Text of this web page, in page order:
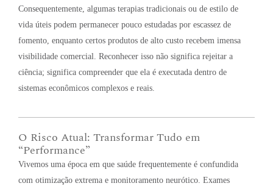
Consequentemente, algumas terapias tradicionais ou de estilo de
vida úteis podem permanecer pouco estudadas por escassez de
fomento, enquanto certos produtos de alto custo recebem imensa
visibilidade comercial. Reconhecer isso não significa rejeitar a
ciência; significa compreender que ela é executada dentro de
sistemas econômicos complexos e reais.
O Risco Atual: Transformar Tudo em
“Performance”
Vivemos uma época em que saúde frequentemente é confundida
com otimização extrema e monitoramento neurótico. Exames